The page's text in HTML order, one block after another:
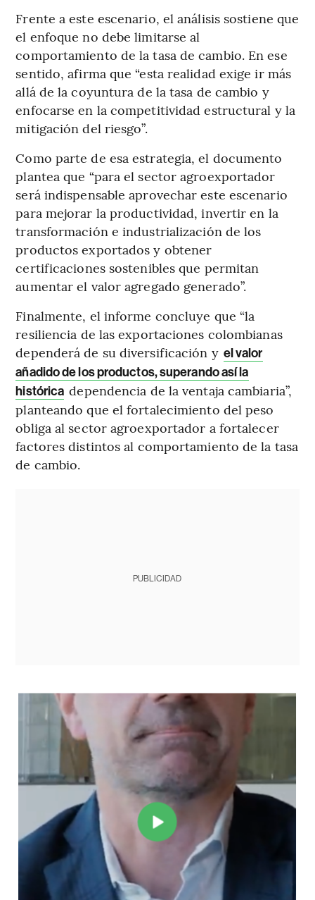
Frente a este escenario, el análisis sostiene que
el enfoque no debe limitarse al
comportamiento de la tasa de cambio. En ese
sentido, afirma que “esta realidad exige ir más
allá de la coyuntura de la tasa de cambio y
enfocarse en la competitividad estructural y la
mitigación del riesgo”.
Como parte de esa estrategia, el documento
plantea que “para el sector agroexportador
será indispensable aprovechar este escenario
para mejorar la productividad, invertir en la
transformación e industrialización de los
productos exportados y obtener
certificaciones sostenibles que permitan
aumentar el valor agregado generado”.
Finalmente, el informe concluye que “la
resiliencia de las exportaciones colombianas
dependerá de su diversificación y el valor
añadido de los productos, superando así la
histórica dependencia de la ventaja cambiaria”,
planteando que el fortalecimiento del peso
obliga al sector agroexportador a fortalecer
factores distintos al comportamiento de la tasa
de cambio.
PUBLICIDAD